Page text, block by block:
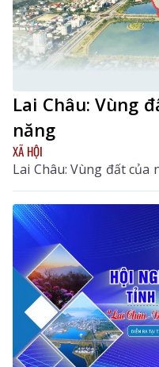
Lai Châu: Vùng
năng
XÃ HỘI
Lai Châu: Vùng đất